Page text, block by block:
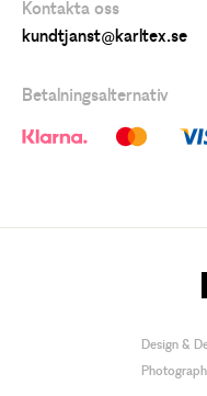
Kontakta oss
kundtjanst@karltex.se
Betalningsalternativ
Design &